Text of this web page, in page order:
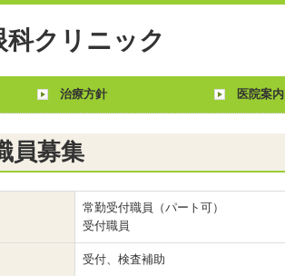
クリニック
治療方針 医院案内
員募集
常勤受付職員（パート可）
受付職員
受付、検査補助